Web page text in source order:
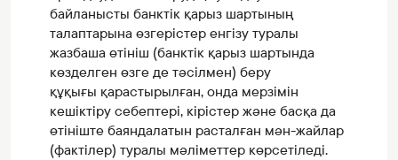
байланысты банктік қарыз шартының
талаптарына өзгерістер енгізу туралы
жазбаша өтініш (банктік қарыз шартында
көзделген өзге де тәсілмен) беру
құқығы қарастырылған, онда мерзімін
кешіктіру себептері, кірістер және басқа да
өтініште баяндалатын расталған мән-жайлар
(фактілер) туралы мәліметтер көрсетіледі.